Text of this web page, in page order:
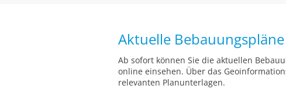
Aktuelle
Ab sofort können Sie die aktuellen
online einsehen. Über das
relevanten Planunterlagen.